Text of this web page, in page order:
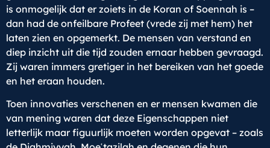
is onmogelijk dat er zoiets in de Koran of Soennah is –
dan had de onfeilbare Profeet (vrede zij met hem) het
laten zien en opgemerkt. De mensen van verstand en
diep inzicht uit die tijd zouden ernaar hebben gevraagd.
Zij waren immers gretiger in het bereiken van het goede
en het eraan houden.
Toen innovaties verschenen en er mensen kwamen die
van mening waren dat deze Eigenschappen niet
letterlijk maar figuurlijk moeten worden opgevat – zoals